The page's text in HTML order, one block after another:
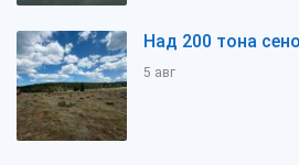
Над 200 тона
5 авг